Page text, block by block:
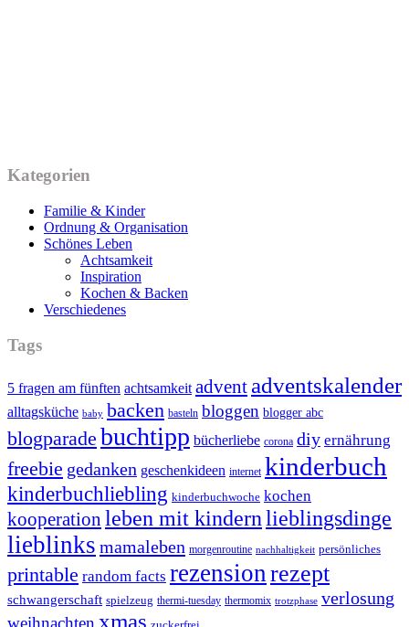
Kategorien
Familie & Kinder
Ordnung & Organisation
Schönes Leben
Achtsamkeit
Inspiration
Kochen & Backen
Verschiedenes
Tags
5 fragen am fünften achtsamkeit advent adventskalender
alltagsküche baby backen basteln bloggen blogger abc
blogparade buchtipp bücherliebe corona diy ernährung
freebie gedanken geschenkideen internet kinderbuch
kinderbuchliebling kinderbuchwoche kochen
kooperation leben mit kindernlieblingsdinge
lieblinks mamaleben morgenroutine nachhaltigkeit persönliches
printable random facts rezensionrezept
schwangerschaft spielzeug thermi-tuesday thermomix trotzphase verlosung
xmas